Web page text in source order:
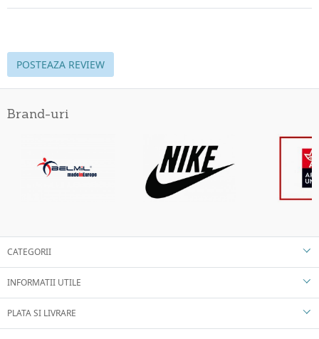
POSTEAZA REVIEW
Brand-uri
CATEGORII
INFORMATII UTILE
PLATA SI LIVRARE